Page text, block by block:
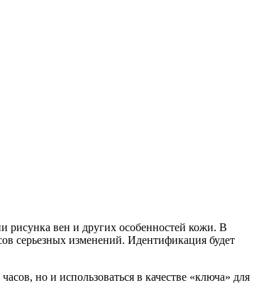
рисунка вен и других особенностей кожи. В
серьезных изменений. Идентификация будет
но и использоваться в качестве «ключа» для